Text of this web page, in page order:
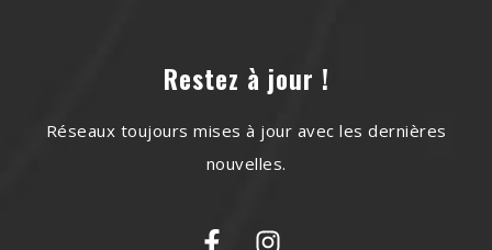
Restez à jour !
Réseaux toujours mises à jour avec les dernières
nouvelles.